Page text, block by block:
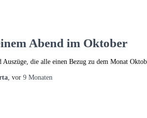
Abend im Oktober
Auszüge, die alle einen Bezug zu dem Monat
, vor 9 Monaten